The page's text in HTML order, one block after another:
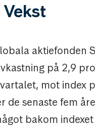
Vekst
aktiefonden
på 2,9
mot index
de senaste fem
bakom